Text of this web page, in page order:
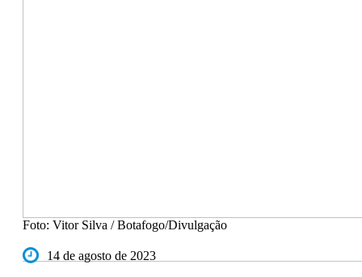
Foto: Vitor Silva / Botafogo/Divulgação
14 de agosto de 2023